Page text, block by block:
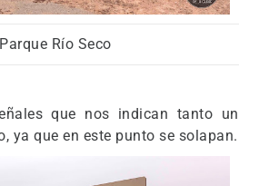
Parque Río Seco
que nos indican tanto un
ya que en este punto se solapan.